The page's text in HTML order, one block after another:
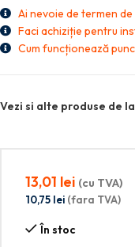
Ai nevoie de termen de
Faci achiziție pentru
Cum funcționează
Vezi si alte produse de
13,01 lei (cu TVA)
10,75 lei (fara TVA)
În stoc